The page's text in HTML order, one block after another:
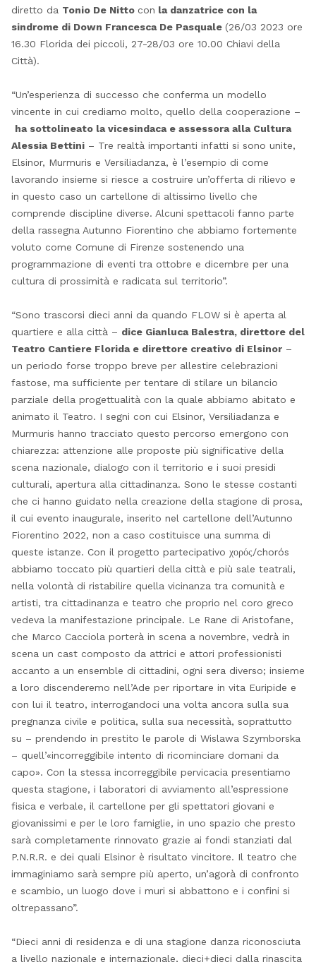
diretto da Tonio De Nitto con la danzatrice con la
sindrome di Down Francesca De Pasquale (26/03 2023 ore
16.30 Florida dei piccoli, 27-28/03 ore 10.00 Chiavi della
Città).
“Un’esperienza di successo che conferma un modello
vincente in cui crediamo molto, quello della cooperazione –
ha sottolineato la vicesindaca e assessora alla Cultura
Alessia Bettini– Tre realtà importanti infatti si sono unite,
Elsinor, Murmuris e Versiliadanza, è l’esempio di come
lavorando insieme si riesce a costruire un’offerta di rilievo e
in questo caso un cartellone di altissimo livello che
comprende discipline diverse. Alcuni spettacoli fanno parte
della rassegna Autunno Fiorentino che abbiamo fortemente
voluto come Comune di Firenze sostenendo una
programmazione di eventi tra ottobre e dicembre per una
cultura di prossimità e radicata sul territorio”.
“Sono trascorsi dieci anni da quando FLOW si è aperta al
quartiere e alla città – dice Gianluca Balestra, direttore del
Teatro Cantiere Florida e direttore creativo di Elsinor–
un periodo forse troppo breve per allestire celebrazioni
fastose, ma sufficiente per tentare di stilare un bilancio
parziale della progettualità con la quale abbiamo abitato e
animato il Teatro. I segni con cui Elsinor, Versiliadanza e
Murmuris hanno tracciato questo percorso emergono con
chiarezza: attenzione alle proposte più significative della
scena nazionale, dialogo con il territorio e i suoi presidi
culturali, apertura alla cittadinanza. Sono le stesse costanti
che ci hanno guidato nella creazione della stagione di prosa,
il cui evento inaugurale, inserito nel cartellone dell’Autunno
Fiorentino 2022, non a caso costituisce una summa di
queste istanze. Con il progetto partecipativo χορός/chorós
abbiamo toccato più quartieri della città e più sale teatrali,
nella volontà di ristabilire quella vicinanza tra comunità e
artisti, tra cittadinanza e teatro che proprio nel coro greco
vedeva la manifestazione principale. Le Rane di Aristofane,
che Marco Cacciola porterà in scena a novembre, vedrà in
scena un cast composto da attrici e attori professionisti
accanto a un ensemble di cittadini, ogni sera diverso; insieme
a loro discenderemo nell’Ade per riportare in vita Euripide e
con lui il teatro, interrogandoci una volta ancora sulla sua
pregnanza civile e politica, sulla sua necessità, soprattutto
su – prendendo in prestito le parole di Wislawa Szymborska
– quell’«incorreggibile intento di ricominciare domani da
capo». Con la stessa incorreggibile pervicacia presentiamo
questa stagione, i laboratori di avviamento all’espressione
fisica e verbale, il cartellone per gli spettatori giovani e
giovanissimi e per le loro famiglie, in uno spazio che presto
sarà completamente rinnovato grazie ai fondi stanziati dal
P.N.R.R. e dei quali Elsinor è risultato vincitore. Il teatro che
immaginiamo sarà sempre più aperto, un’agorà di confronto
e scambio, un luogo dove i muri si abbattono e i confini si
oltrepassano”.
“Dieci anni di residenza e di una stagione danza riconosciuta
a livello nazionale e internazionale, dieci+dieci dalla rinascita